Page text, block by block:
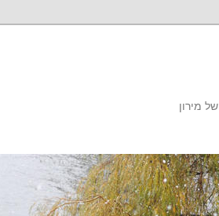
מירון